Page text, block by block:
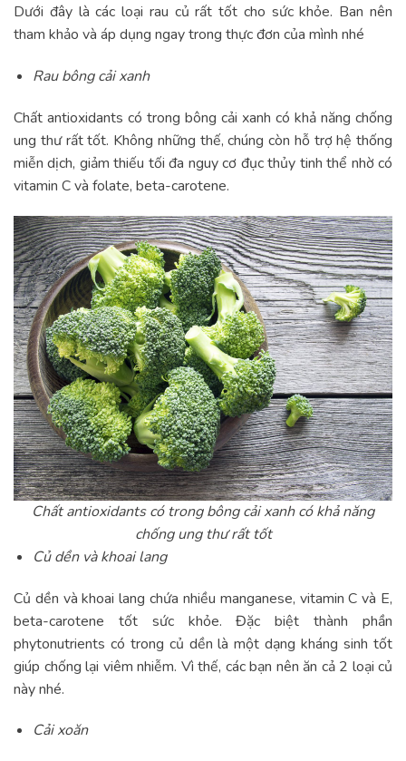
Dưới đây là các loại rau củ rất tốt cho sức khỏe. Ban nên
tham khảo và áp dụng ngay trong thực đơn của mình nhé
Rau bông cải xanh
Chất antioxidants có trong bông cải xanh có khả năng chống
ung thư rất tốt. Không những thế, chúng còn hỗ trợ hệ thống
miễn dịch, giảm thiếu tối đa nguy cơ đục thủy tinh thể nhờ có
vitamin C và folate, beta-carotene.
Chất antioxidants có trong bông cải xanh có khả năng
chống ung thư rất tốt
Củ dền và khoai lang
Củ dền và khoai lang chứa nhiều manganese, vitamin C và E,
beta-carotene tốt sức khỏe. Đặc biệt thành phần
phytonutrients có trong củ dền là một dạng kháng sinh tốt
giúp chống lại viêm nhiễm. Vì thế, các bạn nên ăn cả 2 loại củ
này nhé.
Cải xoăn